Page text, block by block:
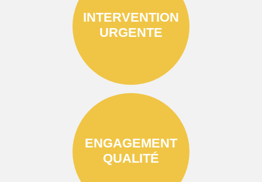
INTERVENTION
URGENTE
ENGAGEMENT
QUALITÉ